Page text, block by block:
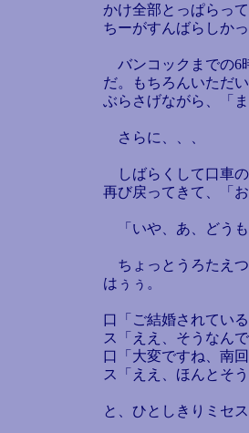
かけ全部とっぱらっ
ちーがすんばらしかっ
バンコックまでの6
だ。もちろんいただ
ぶらさげながら、「
さらに、、、
しばらくして口車の
再び戻ってきて、「
「いや、あ、どうも
ちょっとうろたえつ
はぅぅ。
口「ご結婚されている
ス「ええ、そうなんで
口「大変ですね、南回
ス「ええ、ほんとそ
と、ひとしきりミセ